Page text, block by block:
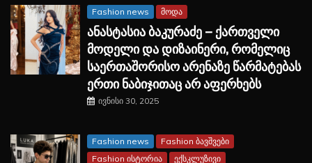
Fashion news მოდა
ანასტასია ბაკურაძე – ქართველი
მოდელი და დიზაინერი, რომელიც
საერთაშორისო არენაზე წარმატებას
ერთი ნაბიჯითაც არ აფერხებს
ივნისი 30, 2025
Fashion news
Fashion ბავშვები
Fashion ისტორია
ექსკლუზივი